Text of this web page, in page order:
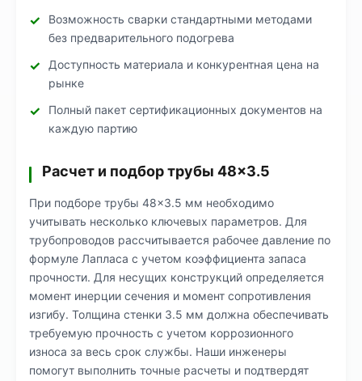
Возможность сварки стандартными методами
без предварительного подогрева
Доступность материала и конкурентная цена на
рынке
Полный пакет сертификационных документов на
каждую партию
Расчет и подбор трубы 48×3.5
При подборе трубы 48×3.5 мм необходимо
учитывать несколько ключевых параметров. Для
трубопроводов рассчитывается рабочее давление по
формуле Лапласа с учетом коэффициента запаса
прочности. Для несущих конструкций определяется
момент инерции сечения и момент сопротивления
изгибу. Толщина стенки 3.5 мм должна обеспечивать
требуемую прочность с учетом коррозионного
износа за весь срок службы. Наши инженеры
помогут выполнить точные расчеты и подтвердят